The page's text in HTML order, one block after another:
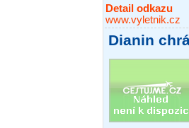
Detail odkazu
www.vyletnik.cz
Dianin